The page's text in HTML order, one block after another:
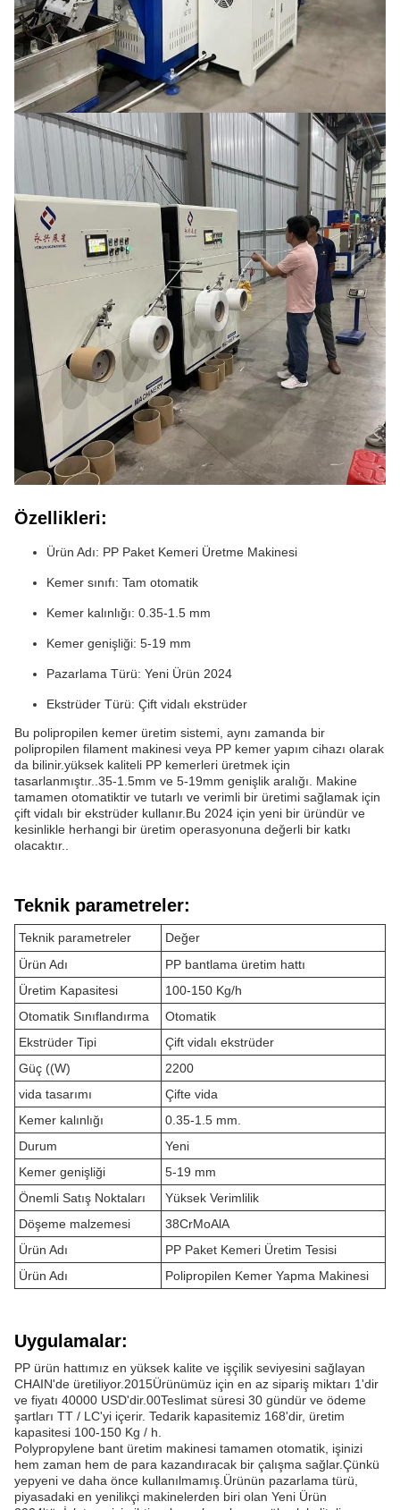
Özellikleri:
Ürün Adı: PP Paket Kemeri Üretme Makinesi
Kemer sınıfı: Tam otomatik
Kemer kalınlığı: 0.35-1.5 mm
Kemer genişliği: 5-19 mm
Pazarlama Türü: Yeni Ürün 2024
Ekstrüder Türü: Çift vidalı ekstrüder
Bu polipropilen kemer üretim sistemi, aynı zamanda bir
polipropilen filament makinesi veya PP kemer yapım cihazı olarak
da bilinir.yüksek kaliteli PP kemerleri üretmek için
tasarlanmıştır..35-1.5mm ve 5-19mm genişlik aralığı. Makine
tamamen otomatiktir ve tutarlı ve verimli bir üretimi sağlamak için
çift vidalı bir ekstrüder kullanır.Bu 2024 için yeni bir üründür ve
kesinlikle herhangi bir üretim operasyonuna değerli bir katkı
olacaktır..
Teknik parametreler:
Teknik parametreler
Değer
Ürün Adı
PP bantlama üretim hattı
Üretim Kapasitesi
100-150 Kg/h
Otomatik Sınıflandırma
Otomatik
Ekstrüder Tipi
Çift vidalı ekstrüder
Güç ((W)
2200
vida tasarımı
Çifte vida
Kemer kalınlığı
0.35-1.5 mm.
Durum
Yeni
Kemer genişliği
5-19 mm
Önemli Satış Noktaları
Yüksek Verimlilik
Döşeme malzemesi
38CrMoAlA
Ürün Adı
PP Paket Kemeri Üretim Tesisi
Ürün Adı
Polipropilen Kemer Yapma Makinesi
Uygulamalar:
PP ürün hattımız en yüksek kalite ve işçilik seviyesini sağlayan
CHAIN'de üretiliyor.2015Ürünümüz için en az sipariş miktarı 1'dir
ve fiyatı 40000 USD'dir.00Teslimat süresi 30 gündür ve ödeme
şartları TT / LC'yi içerir. Tedarik kapasitemiz 168'dir, üretim
kapasitesi 100-150 Kg / h.
Polypropylene bant üretim makinesi tamamen otomatik, işinizi
hem zaman hem de para kazandıracak bir çalışma sağlar.Çünkü
yepyeni ve daha önce kullanılmamış.Ürünün pazarlama türü,
piyasadaki en yenilikçi makinelerden biri olan Yeni Ürün